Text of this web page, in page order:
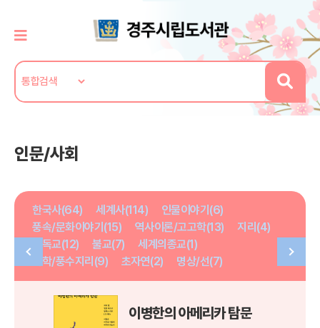
인문/사회
한국사(64) 세계사(114)
인물이야기(6)
풍속/문화이야기(15)
역사이론/고고학(13)
지리(4)
기독교(12)
불교(7)
세계의종교(1)
역학/풍수지리(9)
초자연(2) 명상/선(7)
이병한의 아메리카 탐문